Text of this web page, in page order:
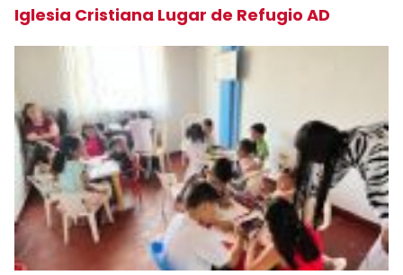
Iglesia Cristiana Lugar de Refugio AD